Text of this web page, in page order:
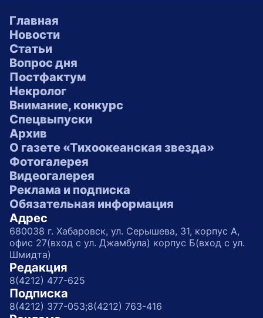
Главная
Новости
Статьи
Вопрос дня
Постфактум
Некролог
Внимание, конкурс
Спецвыпуски
Архив
О газете «Тихоокеанская звезда»
Фотогалерея
Видеогалерея
Реклама и подписка
Обязательная информация
Адрес
680038 г. Хабаровск, ул. Серышева, 31, корпус А,
офис 27(вход с ул. Джамбула) корпус Б(вход с ул.
Шмидта)
Редакция
8(4212) 477-625
Подписка
8(4212) 377-053;8(4212) 763-416